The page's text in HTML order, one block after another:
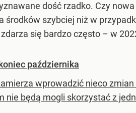
dość rzadko. Czy
szybciej niż w
się bardzo często – w
października
wprowadzić nieco
nie będą mogli skorzystać z